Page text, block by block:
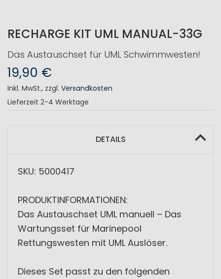
RECHARGE KIT UML MANUAL-33G
Das Austauschset für UML Schwimmwesten!
19,90 €
Inkl. MwSt., zzgl. Versandkosten
Lieferzeit 2-4 Werktage
DETAILS
SKU: 5000417
PRODUKTINFORMATIONEN:
Das Austauschset UML manuell – Das
Wartungsset für Marinepool
Rettungswesten mit UML Auslöser.
Dieses Set passt zu den folgenden